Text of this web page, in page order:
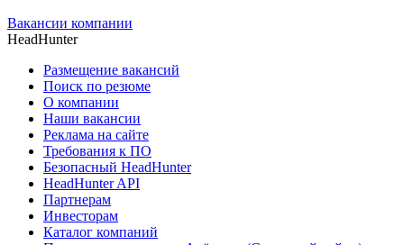
Вакансии компании
HeadHunter
Размещение вакансий
Поиск по резюме
О компании
Наши вакансии
Реклама на сайте
Требования к ПО
Безопасный HeadHunter
HeadHunter API
Партнерам
Инвесторам
Каталог компаний